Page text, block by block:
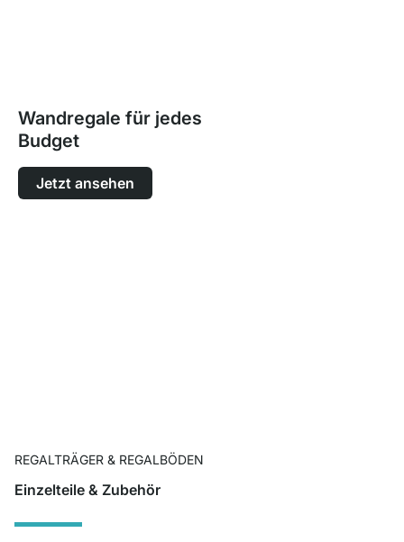
Wandregale für jedes
Budget
Jetzt ansehen
REGALTRÄGER & REGALBÖDEN
Einzelteile & Zubehör